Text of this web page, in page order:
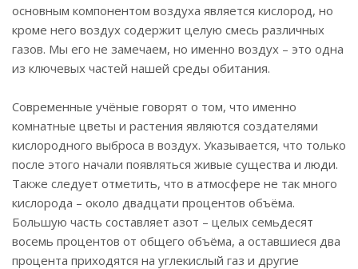
основным компонентом воздуха является кислород, но
кроме него воздух содержит целую смесь различных
газов. Мы его не замечаем, но именно воздух – это одна
из ключевых частей нашей среды обитания.
Современные учёные говорят о том, что именно
комнатные цветы и растения являются создателями
кислородного выброса в воздух. Указывается, что только
после этого начали появляться живые существа и люди.
Также следует отметить, что в атмосфере не так много
кислорода – около двадцати процентов объёма.
Большую часть составляет азот – целых семьдесят
восемь процентов от общего объёма, а оставшиеся два
процента приходятся на углекислый газ и другие